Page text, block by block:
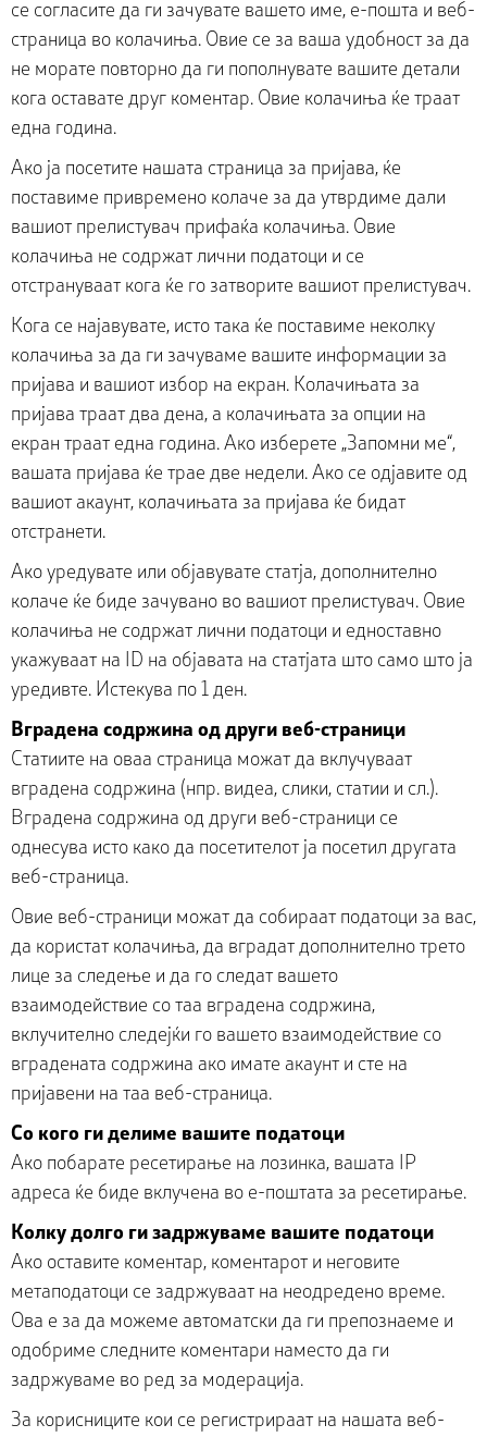
се согласите да ги зачувате вашето име, е-пошта и веб-
страница во колачиња. Овие се за ваша удобност за да
не морате повторно да ги пополнувате вашите детали
кога оставате друг коментар. Овие колачиња ќе траат
една година.
Ако ја посетите нашата страница за пријава, ќе
поставиме привремено колаче за да утврдиме дали
вашиот прелистувач прифаќа колачиња. Овие
колачиња не содржат лични податоци и се
отстрануваат кога ќе го затворите вашиот прелистувач.
Кога се најавувате, исто така ќе поставиме неколку
колачиња за да ги зачуваме вашите информации за
пријава и вашиот избор на екран. Колачињата за
пријава траат два дена, а колачињата за опции на
екран траат една година. Ако изберете „Запомни ме“,
вашата пријава ќе трае две недели. Ако се одјавите од
вашиот акаунт, колачињата за пријава ќе бидат
отстранети.
Ако уредувате или објавувате статја, дополнително
колаче ќе биде зачувано во вашиот прелистувач. Овие
колачиња не содржат лични податоци и едноставно
укажуваат на ID на објавата на статјата што само што ја
уредивте. Истекува по 1 ден.
Вградена содржина од други веб-страници
Статиите на оваа страница можат да вклучуваат
вградена содржина (нпр. видеа, слики, статии и сл.).
Вградена содржина од други веб-страници се
однесува исто како да посетителот ја посетил другата
веб-страница.
Овие веб-страници можат да собираат податоци за вас,
да користат колачиња, да вградат дополнително трето
лице за следење и да го следат вашето
взаимодействие со таа вградена содржина,
вклучително следејќи го вашето взаимодействие со
вградената содржина ако имате акаунт и сте на
пријавени на таа веб-страница.
Со кого ги делиме вашите податоци
Ако побарате ресетирање на лозинка, вашата IP
адреса ќе биде вклучена во е-поштата за ресетирање.
Колку долго ги задржуваме вашите податоци
Ако оставите коментар, коментарот и неговите
метаподатоци се задржуваат на неодредено време.
Ова е за да можеме автоматски да ги препознаеме и
одобриме следните коментари наместо да ги
задржуваме во ред за модерација.
За корисниците кои се регистрираат на нашата веб-